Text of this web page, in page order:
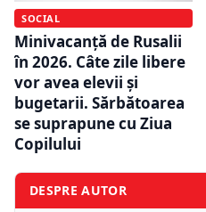
SOCIAL
Minivacanță de Rusalii
în 2026. Câte zile libere
vor avea elevii și
bugetarii. Sărbătoarea
se suprapune cu Ziua
Copilului
DESPRE AUTOR